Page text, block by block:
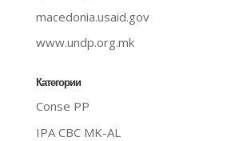
macedonia.usaid.gov
www.undp.org.mk
Категории
Conse PP
IPA CBC MK-AL